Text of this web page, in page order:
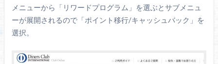
メニューから「リワードプログラム」を選ぶとサブメニュ
ーが展開されるので「ポイント移行/キャッシュバック」を
選択。